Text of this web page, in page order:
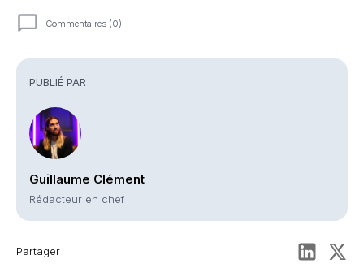
PUBLIÉ PAR
Guillaume Clément
Rédacteur en chef
Partager
Commentaires (0)